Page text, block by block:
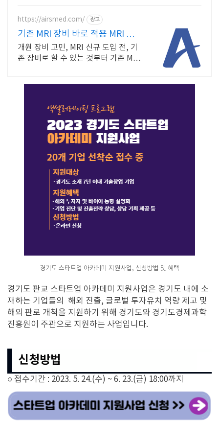
https://airsmed.com/ 광고
기존 MRI 장비 바로 적용 MRI 시간
을 반으로
개원 장비 고민, MRI 신규 도입 전, 기
존 장비로 할 수 있는 것부터 기존 MRI
경기도 스타트업 아카데미 지원사업, 신청방법 및 혜택
경기도 판교 스타트업 아카데미 지원사업은 경기도 내에 소
재하는 기업들의 해외 진출, 글로벌 투자유치 역량 제고 및
해외 판로 개척을 지원하기 위해 경기도와 경기도경제과학
진흥원이 주관으로 지원하는 사업입니다.
신청방법
○ 접수기간 : 2023. 5. 24.(수) ~ 6. 23.(금) 18:00까지